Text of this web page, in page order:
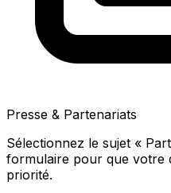
Presse & Partenariats
Sélectionnez le sujet «
formulaire pour que votre
priorité.